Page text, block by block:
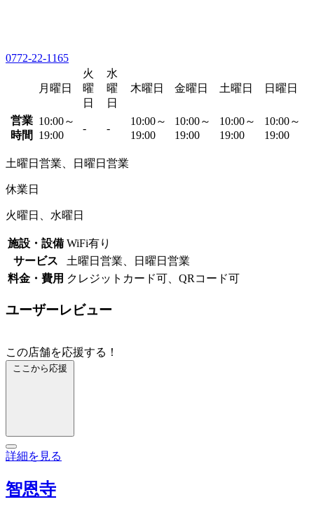
0772-22-1165
月曜日
火
曜
日
水
曜
日
木曜日 金曜日 土曜日 日曜日
営業
時間
10:00～
19:00
- -
10:00～
19:00
10:00～
19:00
10:00～
19:00
10:00～
19:00
土曜日営業、日曜日営業
休業日
火曜日、水曜日
施設・設備 WiFi有り
サービス
土曜日営業、日曜日営業
料金・費用 クレジットカード可、QRコード可
ユーザーレビュー
この店舗を応援する！
ここから応援
詳細を見る
智恩寺